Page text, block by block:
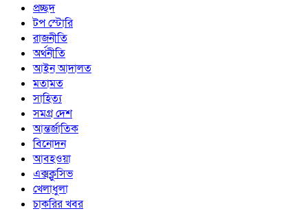
প্রচ্ছদ
টপ স্টোরি
রাজনীতি
অর্থনীতি
আইন আদালত
মতামত
সাহিত্য
সমগ্র দেশ
আন্তর্জাতিক
বিনোদন
আবহওয়া
এক্সক্লুসিভ
খেলাধুলা
চাকরির খবর